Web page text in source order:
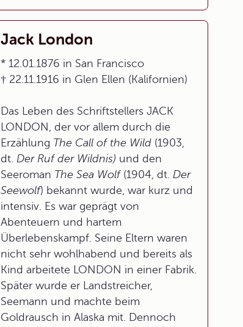
Jack London
* 12.01.1876 in San Francisco
† 22.11.1916 in Glen Ellen (Kalifornien)
Das Leben des Schriftstellers JACK
LONDON, der vor allem durch die
Erzählung The Call of the Wild (1903,
dt.Der Ruf der Wildnis) und den
Seeroman The Sea Wolf(1904, dt.Der
Seewolf) bekannt wurde, war kurz und
intensiv. Es war geprägt von
Abenteuern und hartem
Überlebenskampf. Seine Eltern waren
nicht sehr wohlhabend und bereits als
Kind arbeitete LONDON in einer Fabrik.
Später wurde er Landstreicher,
Seemann und machte beim
Goldrausch in Alaska mit. Dennoch